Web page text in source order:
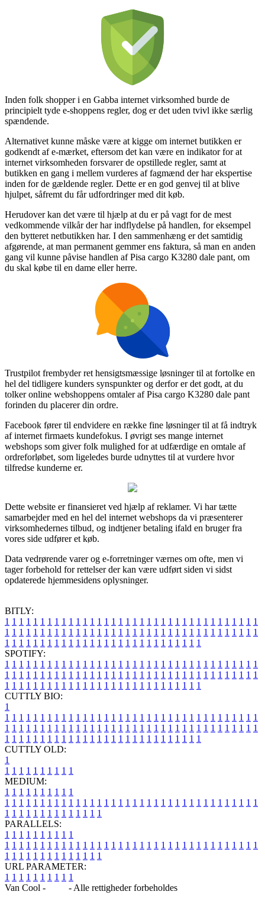
Inden folk shopper i en Gabba internet virksomhed burde de
principielt tyde e-shoppens regler, dog er det uden tvivl ikke særlig
spændende.
Alternativet kunne måske være at kigge om internet butikken er
godkendt af e-mærket, eftersom det kan være en indikator for at
internet virksomheden forsvarer de opstillede regler, samt at
butikken en gang i mellem vurderes af fagmænd der har ekspertise
inden for de gældende regler. Dette er en god genvej til at blive
hjulpet, såfremt du får udfordringer med dit køb.
Herudover kan det være til hjælp at du er på vagt for de mest
vedkommende vilkår der har indflydelse på handlen, for eksempel
den bytteret netbutikken har. I den sammenhæng er det samtidig
afgørende, at man permanent gemmer ens faktura, så man en anden
gang vil kunne påvise handlen af Pisa cargo K3280 dale pant, om
du skal købe til en dame eller herre.
Trustpilot frembyder ret hensigtsmæssige løsninger til at fortolke en
hel del tidligere kunders synspunkter og derfor er det godt, at du
tolker online webshoppens omtaler af Pisa cargo K3280 dale pant
forinden du placerer din ordre.
Facebook fører til endvidere en række fine løsninger til at få indtryk
af internet firmaets kundefokus. I øvrigt ses mange internet
webshops som giver folk mulighed for at udfærdige en omtale af
ordreforløbet, som ligeledes burde udnyttes til at vurdere hvor
tilfredse kunderne er.
Dette website er finansieret ved hjælp af reklamer. Vi har tætte
samarbejder med en hel del internet webshops da vi præsenterer
virksomhedernes tilbud, og indtjener betaling ifald en bruger fra
vores side udfører et køb.
Data vedrørende varer og e-forretninger værnes om ofte, men vi
tager forbehold for rettelser der kan være udført siden vi sidst
opdaterede hjemmesidens oplysninger.
BITLY:
1 1 1 1 1 1 1 1 1 1 1 1 1 1 1 1 1 1 1 1 1 1 1 1 1 1 1 1 1 1 1 1 1 1 1 1
1 1 1 1 1 1 1 1 1 1 1 1 1 1 1 1 1 1 1 1 1 1 1 1 1 1 1 1 1 1 1 1 1 1 1 1
1 1 1 1 1 1 1 1 1 1 1 1 1 1 1 1 1 1 1 1 1 1 1 1 1 1 1 1
SPOTIFY:
1 1 1 1 1 1 1 1 1 1 1 1 1 1 1 1 1 1 1 1 1 1 1 1 1 1 1 1 1 1 1 1 1 1 1 1
1 1 1 1 1 1 1 1 1 1 1 1 1 1 1 1 1 1 1 1 1 1 1 1 1 1 1 1 1 1 1 1 1 1 1 1
1 1 1 1 1 1 1 1 1 1 1 1 1 1 1 1 1 1 1 1 1 1 1 1 1 1 1 1
CUTTLY BIO:
1
1 1 1 1 1 1 1 1 1 1 1 1 1 1 1 1 1 1 1 1 1 1 1 1 1 1 1 1 1 1 1 1 1 1 1 1
1 1 1 1 1 1 1 1 1 1 1 1 1 1 1 1 1 1 1 1 1 1 1 1 1 1 1 1 1 1 1 1 1 1 1 1
1 1 1 1 1 1 1 1 1 1 1 1 1 1 1 1 1 1 1 1 1 1 1 1 1 1 1 1
CUTTLY OLD:
1
1 1 1 1 1 1 1 1 1 1
MEDIUM:
1 1 1 1 1 1 1 1 1 1
1 1 1 1 1 1 1 1 1 1 1 1 1 1 1 1 1 1 1 1 1 1 1 1 1 1 1 1 1 1 1 1 1 1 1 1
1 1 1 1 1 1 1 1 1 1 1 1 1 1
PARALLELS:
1 1 1 1 1 1 1 1 1 1
1 1 1 1 1 1 1 1 1 1 1 1 1 1 1 1 1 1 1 1 1 1 1 1 1 1 1 1 1 1 1 1 1 1 1 1
1 1 1 1 1 1 1 1 1 1 1 1 1 1
URL PARAMETER:
1 1 1 1 1 1 1 1 1 1
Van Cool -
- Alle rettigheder forbeholdes